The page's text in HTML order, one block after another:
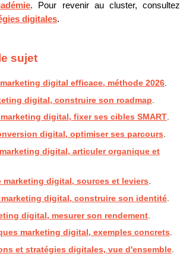
. Pour revenir au cluster, consultez
digitales.
sujet
digital efficace, méthode 2026
digital, construire son roadmap
digital, fixer ses cibles SMART.
digital, optimiser ses parcours
marketing digital, articuler organique et
marketing digital, sources et leviers.
digital, construire son identité
digital, mesurer son rendement
marketing digital, exemples concrets.
et stratégies digitales, vue d'ensemble